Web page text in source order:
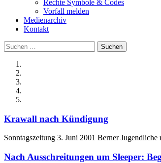
Rechte Symbole & Codes
Vorfall melden
Medienarchiv
Kontakt
Suchen
nach:
Krawall nach Kündigung
Sonntagszeitung 3. Juni 2001 Berner
Nach Ausschreitungen um Sleeper: